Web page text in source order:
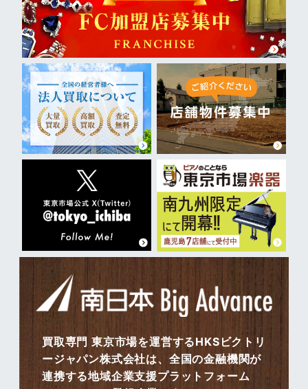
買取専門 東京市場を運営するHKSビクトリ
ージャパン株式会社は、全国の金融機関が
連携する地域企業支援プラットフォーム